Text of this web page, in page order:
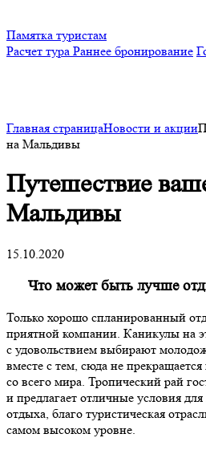
Памятка туристам
Расчет тура Раннее бронирование
Главная страницаНовости и акции
на Мальдивы
Путешествие
Мальдивы
15.10.2020
Что может быть лучше
Только хорошо спланированный
приятной компании. Каникулы на
с удовольствием выбирают
вместе с тем, сюда не
со всего мира. Тропический рай
и предлагает отличные условия
отдыха, благо туристическая
самом высоком уровне.